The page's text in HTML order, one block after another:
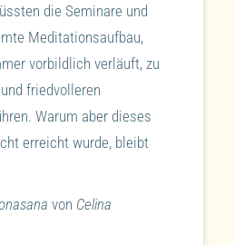
die Seminare und
Meditationsaufbau,
vorbildlich verläuft, zu
friedvolleren
Warum aber dieses
erreicht wurde, bleibt
von Celina